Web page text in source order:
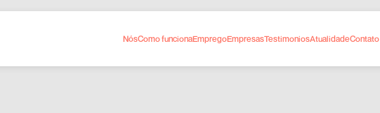
NósComo funcionaEmpregoEmpresasTestimoniosAtualidadeContato